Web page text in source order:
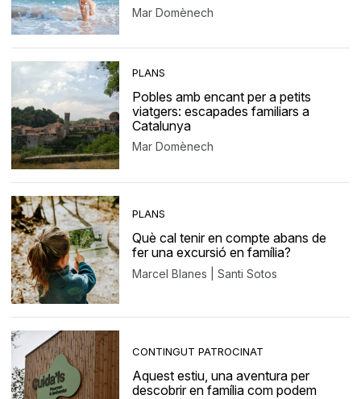
Mar Domènech
PLANS
Pobles amb encant per a petits
viatgers: escapades familiars a
Catalunya
Mar Domènech
PLANS
Què cal tenir en compte abans de
fer una excursió en família?
Marcel Blanes | Santi Sotos
CONTINGUT PATROCINAT
Aquest estiu, una aventura per
descobrir en família com podem